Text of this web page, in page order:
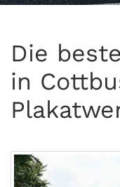
Die
in